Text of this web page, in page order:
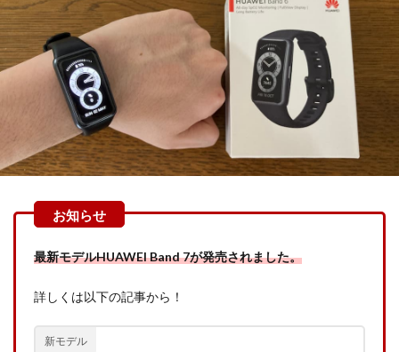
最新モデルHUAWEI Band 7が発売されました。
詳しくは以下の記事から！
新モデル